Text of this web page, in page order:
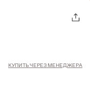
КУПИТЬ ЧЕРЕЗ МЕНЕДЖЕРА